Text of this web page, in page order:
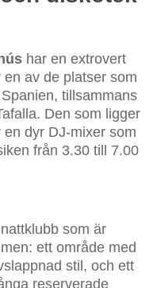
har en extrovert
av de platser som
tillsammans
Den som ligger
dyr DJ-mixer som
från 3.30 till 7.00
som är
ett område med
stil, och ett
reserverade